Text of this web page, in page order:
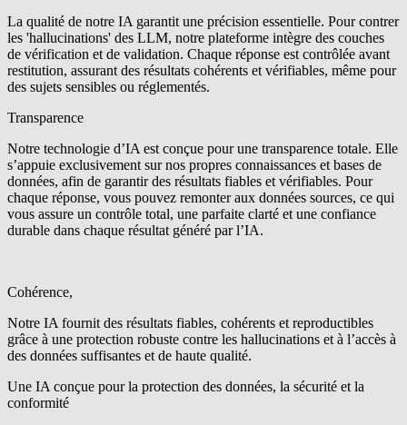
La qualité de notre IA garantit une précision essentielle. Pour contrer
les 'hallucinations' des LLM, notre plateforme intègre des couches
de vérification et de validation. Chaque réponse est contrôlée avant
restitution, assurant des résultats cohérents et vérifiables, même pour
des sujets sensibles ou réglementés.
Transparence
Notre technologie d’IA est conçue pour une transparence totale. Elle
s’appuie exclusivement sur nos propres connaissances et bases de
données, afin de garantir des résultats fiables et vérifiables. Pour
chaque réponse, vous pouvez remonter aux données sources, ce qui
vous assure un contrôle total, une parfaite clarté et une confiance
durable dans chaque résultat généré par l’IA.
Cohérence,
Notre IA fournit des résultats fiables, cohérents et reproductibles
grâce à une protection robuste contre les hallucinations et à l’accès à
des données suffisantes et de haute qualité.
Une IA conçue pour la protection des données, la sécurité et la
conformité